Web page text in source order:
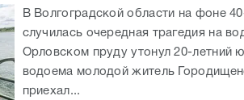
В Волгоградской области на фоне
случилась очередная трагедия на
Орловском пруду утонул 20-летний
водоема молодой житель
приехал...